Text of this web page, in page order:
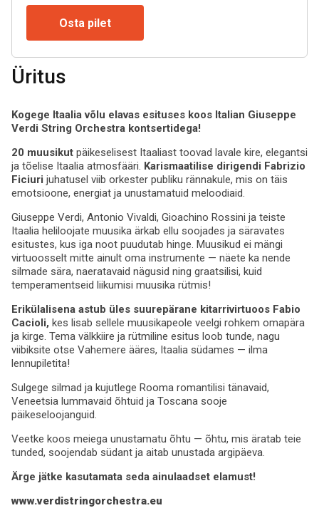
Osta pilet
Üritus
Kogege Itaalia võlu elavas esituses koos Italian Giuseppe
Verdi String Orchestra kontsertidega!
20 muusikut päikeselisest Itaaliast toovad lavale kire, elegantsi
ja tõelise Itaalia atmosfääri. Karismaatilise dirigendi Fabrizio
Ficiuri juhatusel viib orkester publiku rännakule, mis on täis
emotsioone, energiat ja unustamatuid meloodiaid.
Giuseppe Verdi, Antonio Vivaldi, Gioachino Rossini ja teiste
Itaalia heliloojate muusika ärkab ellu soojades ja säravates
esitustes, kus iga noot puudutab hinge. Muusikud ei mängi
virtuoosselt mitte ainult oma instrumente — näete ka nende
silmade sära, naeratavaid nägusid ning graatsilisi, kuid
temperamentseid liikumisi muusika rütmis!
Erikülalisena astub üles suurepärane kitarrivirtuoos Fabio
Cacioli, kes lisab sellele muusikapeole veelgi rohkem omapära
ja kirge. Tema välkkiire ja rütmiline esitus loob tunde, nagu
viibiksite otse Vahemere ääres, Itaalia südames — ilma
lennupiletita!
Sulgege silmad ja kujutlege Rooma romantilisi tänavaid,
Veneetsia lummavaid õhtuid ja Toscana sooje
päikeseloojanguid.
Veetke koos meiega unustamatu õhtu — õhtu, mis äratab teie
tunded, soojendab südant ja aitab unustada argipäeva.
Ärge jätke kasutamata seda ainulaadset elamust!
www.verdistringorchestra.eu